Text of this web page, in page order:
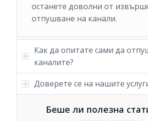
останете доволни от
отпушване на канали.
Как да опитате сами да
каналите?
Доверете се на нашите
Беше ли полезна